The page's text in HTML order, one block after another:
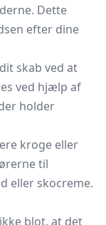
Dette
efter dine
skab ved at
ved hjælp af
holder
kroge eller
til
eller skocreme.
blot, at det